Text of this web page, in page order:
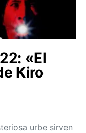
«El
Kiro
urbe sirven